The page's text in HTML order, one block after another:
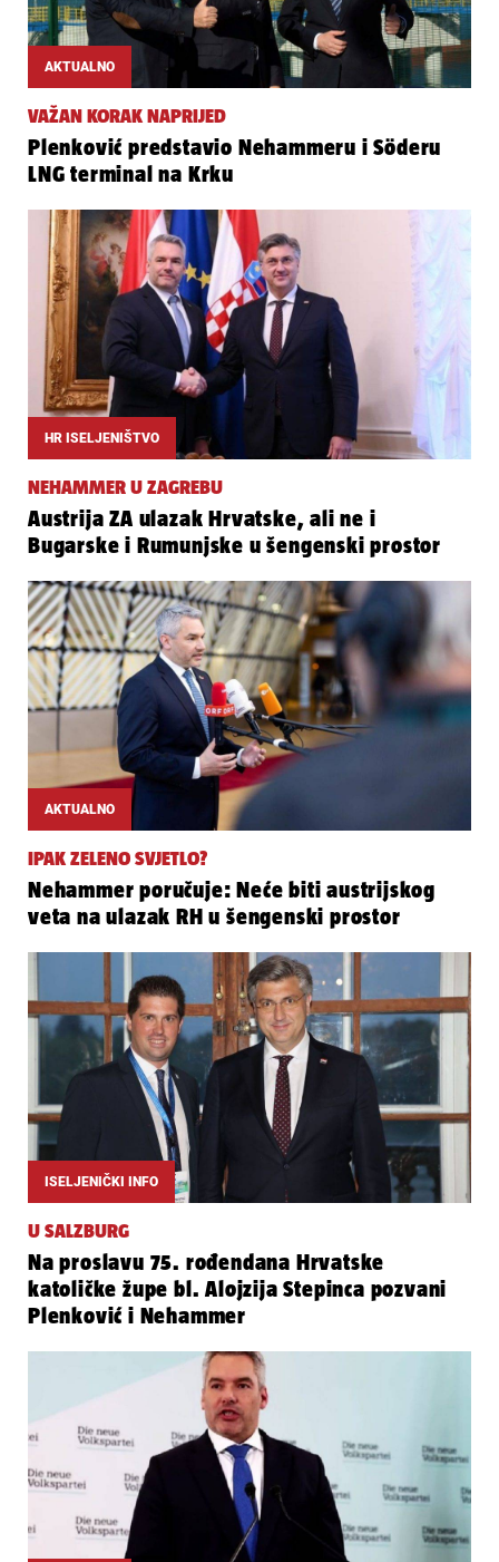
AKTUALNO
VAŽAN KORAK NAPRIJED
Plenković predstavio Nehammeru i Söderu
LNG terminal na Krku
HR ISELJENIŠTVO
NEHAMMER U ZAGREBU
Austrija ZA ulazak Hrvatske, ali ne i
Bugarske i Rumunjske u šengenski prostor
AKTUALNO
IPAK ZELENO SVJETLO?
Nehammer poručuje: Neće biti austrijskog
veta na ulazak RH u šengenski prostor
ISELJENIČKI INFO
U SALZBURG
Na proslavu 75. rođendana Hrvatske
katoličke župe bl. Alojzija Stepinca pozvani
Plenković i Nehammer